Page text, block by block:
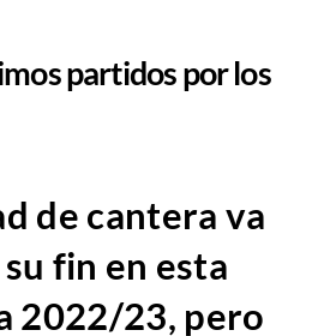
partidos por los
de cantera va
fin en esta
2022/23, pero